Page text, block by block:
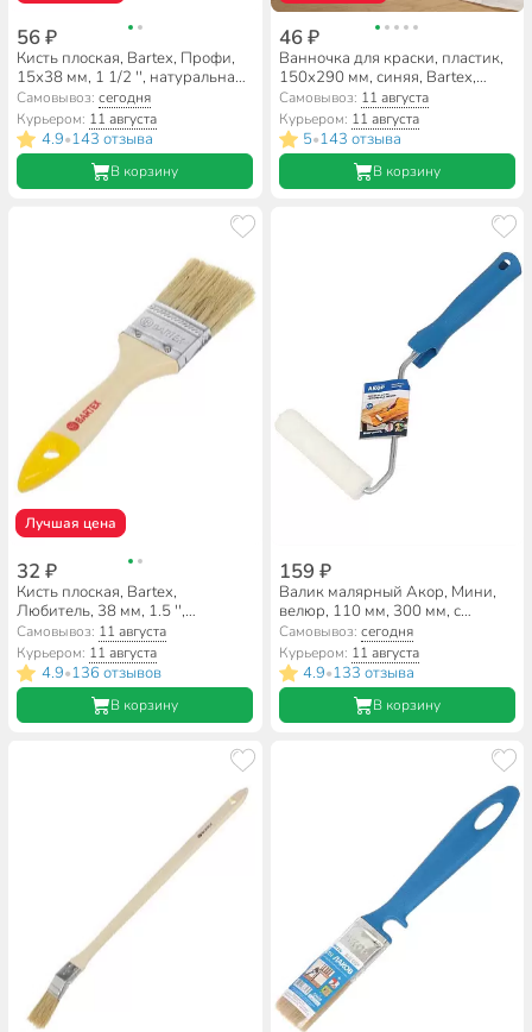
56 ₽
Кисть плоская, Bartex, Профи,
15х38 мм, 1 1/2 '', натуральная
щетина, 44 мм, рукоятка
дерево, 1118315
Самовывоз:сегодня
Курьером: 11 августа
4.9•143 отзыва
В корзину
46 ₽
Ванночка для краски, пластик,
150х290 мм, синяя, Bartex,
04154, 27700421059
Самовывоз: 11 августа
Курьером: 11 августа
5•143 отзыва
В корзину
Лучшая цена
32 ₽
Кисть плоская, Bartex,
Любитель, 38 мм, 1.5 '',
натуральная щетина, рукоятка
дерево, 1117115С
Самовывоз: 11 августа
Курьером: 11 августа
4.9•136 отзывов
В корзину
159 ₽
Валик малярный Акор, Мини,
велюр, 110 мм, 300 мм, с
бюгелем, 501 30 110
Самовывоз: сегодня
Курьером: 11 августа
4.9•133 отзыва
В корзину